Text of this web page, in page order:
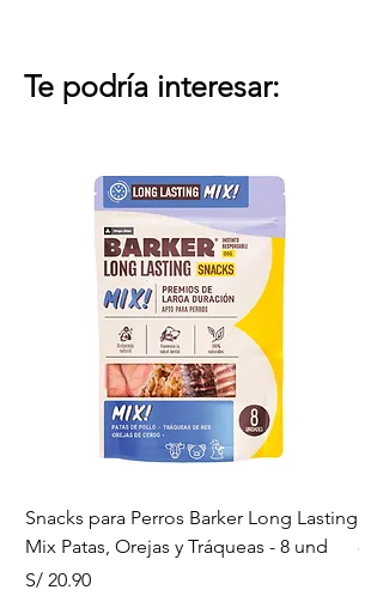
Te podría interesar:
Snacks para Perros Barker Long Lasting
Mix Patas, Orejas y Tráqueas - 8 und
Precio
S/ 20.90
-